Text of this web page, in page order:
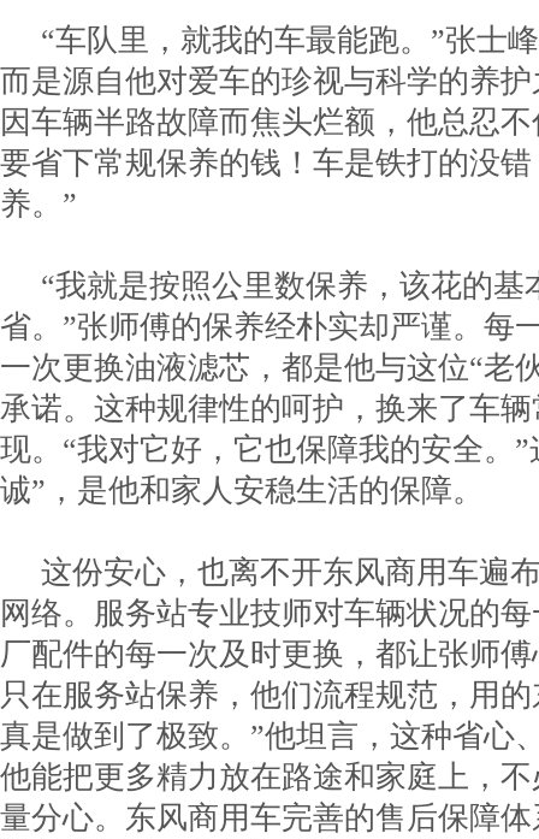
“车队里，就我的车最能跑。”张士
而是源自他对爱车的珍视与科学的养
因车辆半路故障而焦头烂额，他总忍
要省下常规保养的钱！车是铁打的没
养。”
“我就是按照公里数保养，该花的基
省。”张师傅的保养经朴实却严谨。每
一次更换油液滤芯，都是他与这位“老
承诺。这种规律性的呵护，换来了车
现。“我对它好，它也保障我的安全。
诚”，是他和家人安稳生活的保障。
这份安心，也离不开东风商用车遍
网络。服务站专业技师对车辆状况的
厂配件的每一次及时更换，都让张师
只在服务站保养，他们流程规范，用
真是做到了极致。”他坦言，这种省心
他能把更多精力放在路途和家庭上，
量分心。东风商用车完善的售后保障